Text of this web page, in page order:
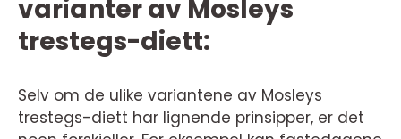
varianter av Mosleys
trestegs-diett:
Selv om de ulike variantene av Mosleys
trestegs-diett har lignende prinsipper, er det